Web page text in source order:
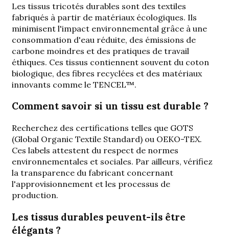
Les tissus tricotés durables sont des textiles
fabriqués à partir de matériaux écologiques. Ils
minimisent l'impact environnemental grâce à une
consommation d'eau réduite, des émissions de
carbone moindres et des pratiques de travail
éthiques. Ces tissus contiennent souvent du coton
biologique, des fibres recyclées et des matériaux
innovants comme le TENCEL™.
Comment savoir si un tissu est durable ?
Recherchez des certifications telles que GOTS
(Global Organic Textile Standard) ou OEKO-TEX.
Ces labels attestent du respect de normes
environnementales et sociales. Par ailleurs, vérifiez
la transparence du fabricant concernant
l'approvisionnement et les processus de
production.
Les tissus durables peuvent-ils être
élégants ?